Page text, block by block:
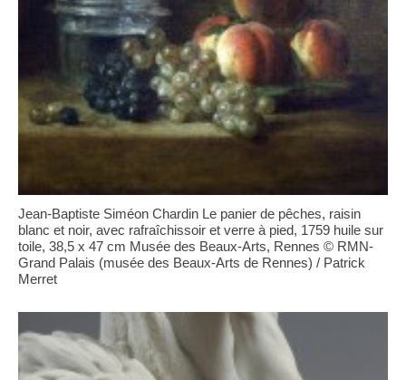
Jean-Baptiste Siméon Chardin Le panier de pêches, raisin
blanc et noir, avec rafraîchissoir et verre à pied, 1759 huile sur
toile, 38,5 x 47 cm Musée des Beaux-Arts, Rennes © RMN-
Grand Palais (musée des Beaux-Arts de Rennes) / Patrick
Merret